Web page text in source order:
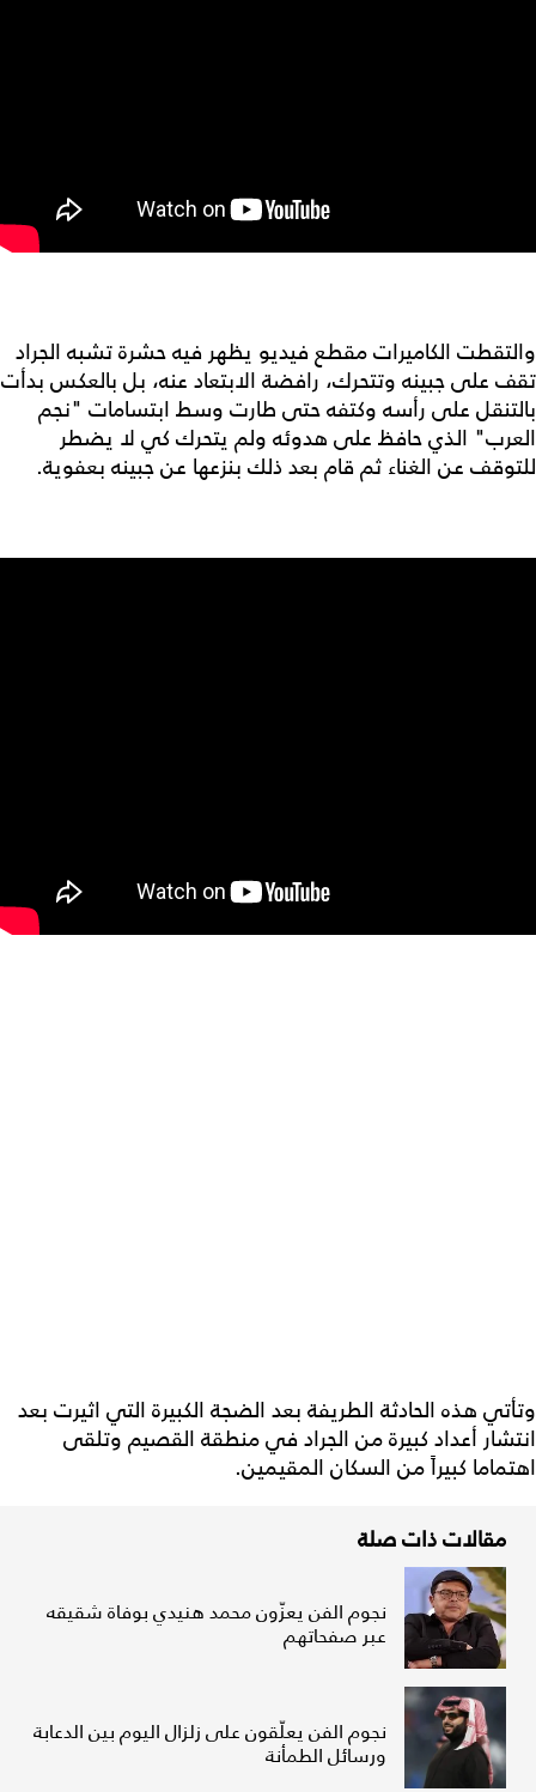
والتقطت الكاميرات مقطع فيديو يظهر فيه حشرة تشبه الجراد
تقف على جبينه وتتحرك، رافضة الابتعاد عنه، بل بالعكس بدأت
بالتنقل على رأسه وكتفه حتى طارت وسط ابتسامات "نجم
العرب" الذي حافظ على هدوئه ولم يتحرك كي لا يضطر
للتوقف عن الغناء ثم قام بعد ذلك بنزعها عن جبينه بعفوية.
وتأتي هذه الحادثة الطريفة بعد الضجة الكبيرة التي اثيرت بعد
انتشار أعداد كبيرة من الجراد في منطقة القصيم وتلقى
اهتماما كبيراً من السكان المقيمين.
مقالات ذات صلة
نجوم الفن يعزّون محمد هنيدي بوفاة شقيقه
عبر صفحاتهم
نجوم الفن يعلّقون على زلزال اليوم بين الدعابة
ورسائل الطمأنة